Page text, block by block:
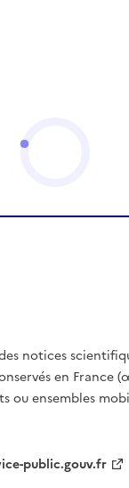
notices
en France
ou ensembles
public.gouv.fr